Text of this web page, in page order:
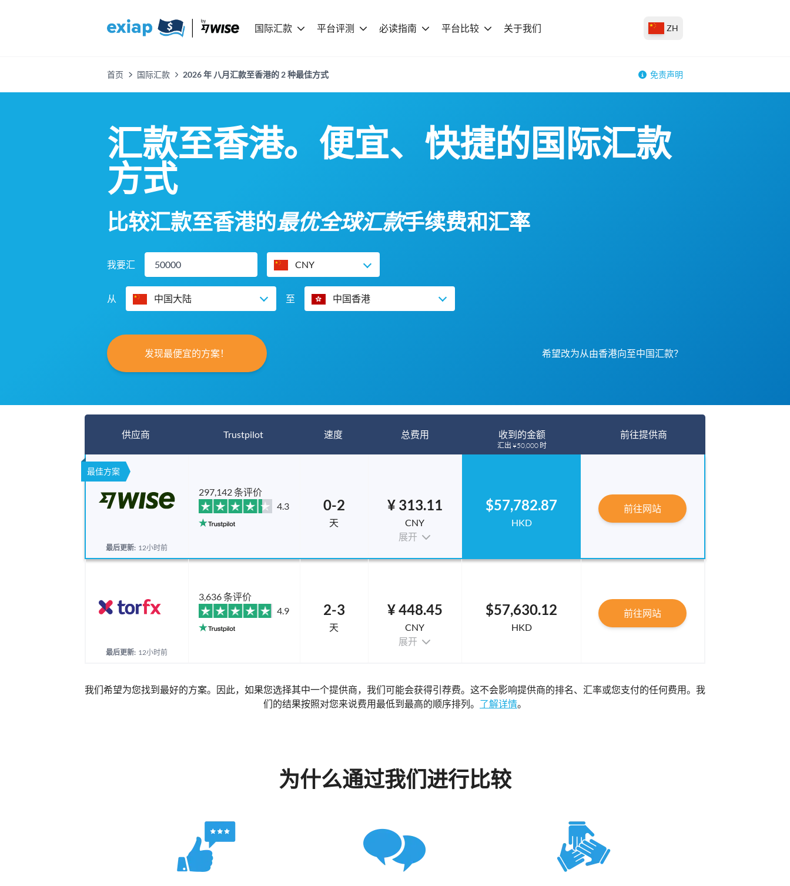
国际汇款 平台评测 必读指南 平台比较 关于我们 ZH
首页 国际汇款 2026 年 八月汇款至香港的 2 种最佳方式 免责声明
汇款至香港。便宜、快捷的国际汇款
方式
比较汇款至香港的最优全球汇款手续费和汇率
我要汇 CNY
从 中国大陆 至 中国香港
发现最便宜的方案！ 希望改为从由香港向至中国汇款？
供应商 Trustpilot 速度 总费用 收到的金额
汇出 ¥50,000 时
前往提供商
最佳方案
最后更新: 12小时前
297,142 条评价
4.3
0-2
天
¥ 313.11
CNY
展开
$57,782.87
HKD
前往网站
最后更新: 12小时前
3,636 条评价
4.9
2-3
天
¥ 448.45
CNY
展开
$57,630.12
HKD
前往网站
我们希望为您找到最好的方案。因此，如果您选择其中一个提供商，我们可能会获得引荐费。这不会影响提供商的排名、汇率或您支付的任何费用。我
们的结果按照对您来说费用最低到最高的顺序排列。 了解详情。
为什么通过我们进行比较